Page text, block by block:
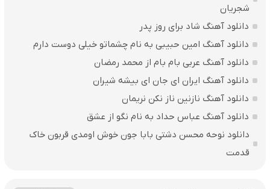
شجریان
دانلود آهنگ شاد برای روز پدر
دانلود آهنگ امین حبیبی به نام چشماتو خیلی دوست دارم
دانلود آهنگ عربی بام بام از محمد رمضان
دانلود آهنگ ایران ای جان ای بیشه شیران
دانلود آهنگ نازنین ناز نکن نریمان
دانلود آهنگ عباس حداد به نام نگو از عشق
دانلود نوحه محسن دشتی بابا جون خوش اومدی قربون خاک
قدمت